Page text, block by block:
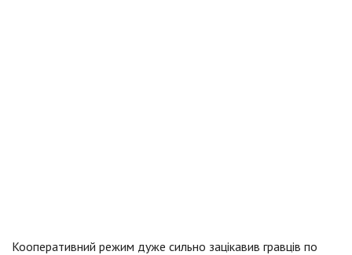
Кооперативний режим дуже сильно зацікавив гравців по